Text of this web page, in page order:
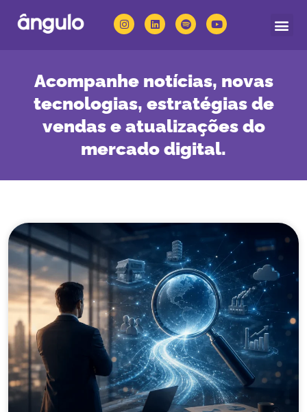
Acompanhe notícias, novas
tecnologias, estratégias de
vendas e atualizações do
mercado digital.